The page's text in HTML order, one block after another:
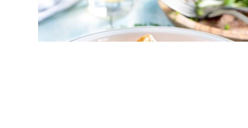
Ταϊλανδέζικο κάρι με ψάρι και γάλα
καρύδας